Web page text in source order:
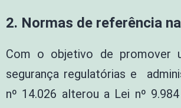
2. Normas de referência
Com o objetivo de promover
segurança regulatórias e
nº 14.026 alterou a Lei nº